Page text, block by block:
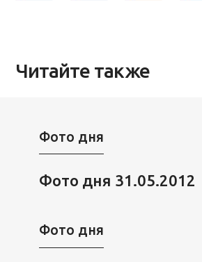
Читайте также
Фото дня
Фото дня 31.05.2012
Фото дня